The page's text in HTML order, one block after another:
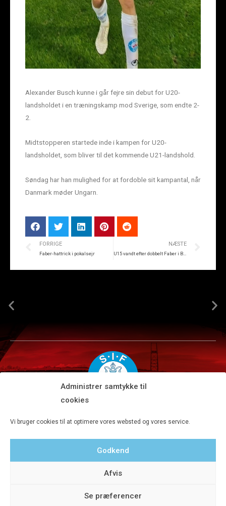
Administrer samtykke til
cookies
Vi bruger cookies til at optimere vores websted og vores service.
Godkend
Afvis
Se præferencer
Alexander Busch kunne i går fejre sin debut for U20-
landsholdet i en træningskamp mod Sverige, som endte 2-
2.
Midtstopperen startede inde i kampen for U20-
landsholdet, som bliver til det kommende U21-landshold.
Søndag har han mulighed for at fordoble sit kampantal, når
Danmark møder Ungarn.
FORRIGE
Faber-hattrick i pokalsejr
NÆSTE
U15 vandt efter dobbelt Faber i Brøndby